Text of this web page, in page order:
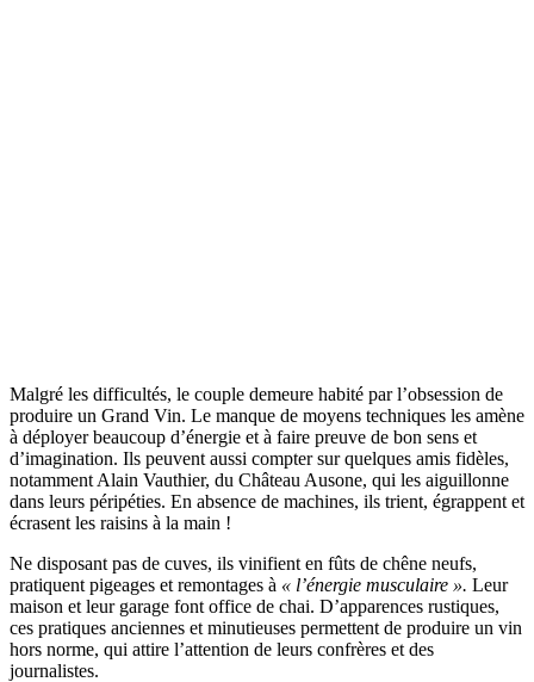
Malgré les difficultés, le couple demeure habité par l’obsession de
produire un Grand Vin. Le manque de moyens techniques les amène
à déployer beaucoup d’énergie et à faire preuve de bon sens et
d’imagination. Ils peuvent aussi compter sur quelques amis fidèles,
notamment Alain Vauthier, du Château Ausone, qui les aiguillonne
dans leurs péripéties. En absence de machines, ils trient, égrappent et
écrasent les raisins à la main !
Ne disposant pas de cuves, ils vinifient en fûts de chêne neufs,
pratiquent pigeages et remontages à « l’énergie musculaire ». Leur
maison et leur garage font office de chai. D’apparences rustiques,
ces pratiques anciennes et minutieuses permettent de produire un vin
hors norme, qui attire l’attention de leurs confrères et des
journalistes.